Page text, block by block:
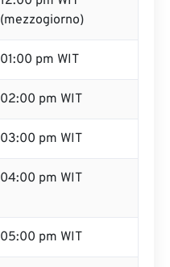
(mezzogiorno)
01:00 pm WIT
02:00 pm WIT
03:00 pm WIT
04:00 pm WIT
05:00 pm WIT